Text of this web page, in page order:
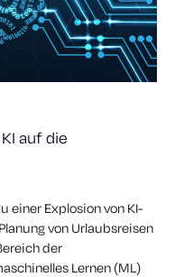
auf die
einer Explosion von KI-
von Urlaubsreisen
der
Lernen (ML)